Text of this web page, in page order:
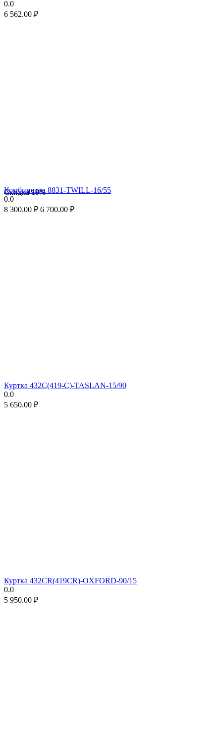
0.0
6 562.00 ₽
Скидка19%
Комбинезон 8831-TWILL-16/55
0.0
8 300.00 ₽ 6 700.00 ₽
Куртка 432С(419-С)-TASLAN-15/90
0.0
5 650.00 ₽
Куртка 432CR(419CR)-OXFORD-90/15
0.0
5 950.00 ₽